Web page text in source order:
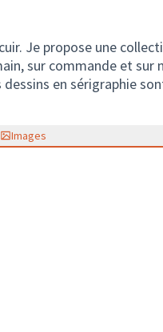
Je propose une
sur commande et sur
en sérigraphie
Images